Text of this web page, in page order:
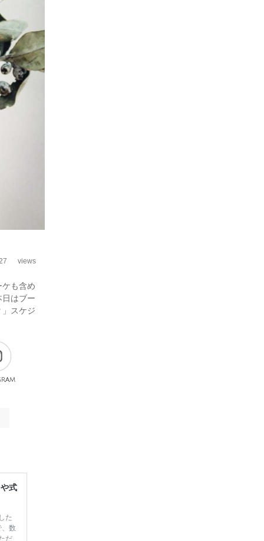
views
も含め
はブー
スケジ
式
た
数
だ